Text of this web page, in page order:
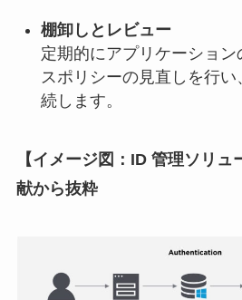
棚卸しとレビュー
定期的にアプリケーショ
スポリシーの見直しを行
続します。
【イメージ図：ID 管理ソリ
献から抜粋